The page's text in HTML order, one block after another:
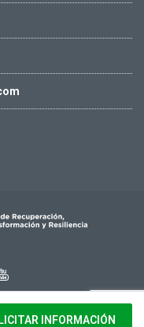
INFORMACIÓN